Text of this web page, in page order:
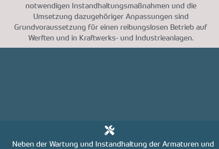
notwendigen Instandhaltungsmaßnahmen und die
Umsetzung dazugehöriger Anpassungen sind
Grundvoraussetzung für einen reibungslosen Betrieb auf
Werften und in Kraftwerks- und Industrieanlagen.
Neben der Wartung und Instandhaltung der Armaturen und